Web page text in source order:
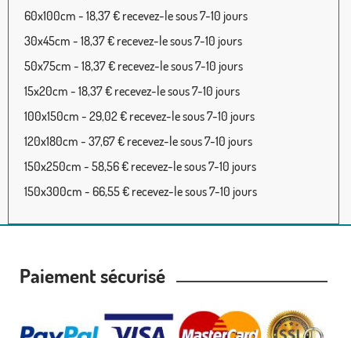
60x100cm - 18,37 € recevez-le sous 7-10 jours
30x45cm - 18,37 € recevez-le sous 7-10 jours
50x75cm - 18,37 € recevez-le sous 7-10 jours
15x20cm - 18,37 € recevez-le sous 7-10 jours
100x150cm - 29,02 € recevez-le sous 7-10 jours
120x180cm - 37,67 € recevez-le sous 7-10 jours
150x250cm - 58,56 € recevez-le sous 7-10 jours
150x300cm - 66,55 € recevez-le sous 7-10 jours
Paiement sécurisé